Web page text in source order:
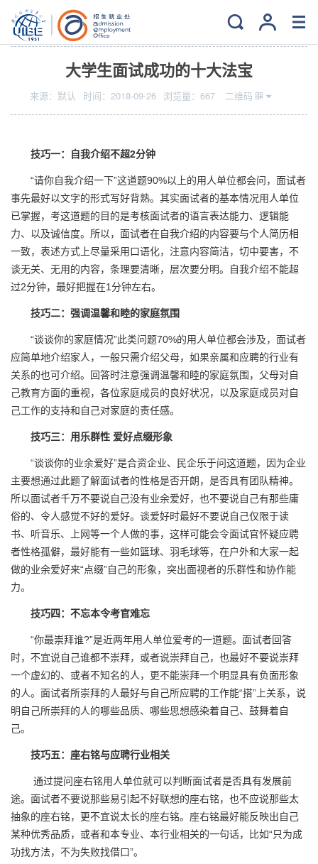
当前位置： 主页 >特色服务
大学生面试成功的十大法宝
来源： 默认 时间： 2018-09-26 浏览量： 667 二维码
技巧一：自我介绍不超2分钟
“请你自我介绍一下”这道题90%以上的用人单位都会问，面试者
事先最好以文字的形式写好背熟。其实面试者的基本情况用人单位
已掌握，考这道题的目的是考核面试者的语言表达能力、逻辑能
力、以及诚信度。所以，面试者在自我介绍的内容要与个人简历相
一致，表述方式上尽量采用口语化，注意内容简洁，切中要害，不
谈无关、无用的内容，条理要清晰，层次要分明。自我介绍不能超
过2分钟，最好把握在1分钟左右。
技巧二：强调温馨和睦的家庭氛围
“谈谈你的家庭情况”此类问题70%的用人单位都会涉及，面试者
应简单地介绍家人，一般只需介绍父母，如果亲属和应聘的行业有
关系的也可介绍。回答时注意强调温馨和睦的家庭氛围，父母对自
己教育方面的重视，各位家庭成员的良好状况，以及家庭成员对自
己工作的支持和自己对家庭的责任感。
技巧三：用乐群性 爱好点缀形象
“谈谈你的业余爱好”是合资企业、民企乐于问这道题，因为企业
主要想通过此题了解面试者的性格是否开朗，是否具有团队精神。
所以面试者千万不要说自己没有业余爱好，也不要说自己有那些庸
俗的、令人感觉不好的爱好。谈爱好时最好不要说自己仅限于读
书、听音乐、上网等一个人做的事，这样可能会令面试官怀疑应聘
者性格孤僻，最好能有一些如篮球、羽毛球等，在户外和大家一起
做的业余爱好来“点缀”自己的形象，突出面视者的乐群性和协作能
力。
技巧四：不忘本令考官难忘
“你最崇拜谁?”是近两年用人单位爱考的一道题。面试者回答
时，不宜说自己谁都不崇拜，或者说崇拜自己，也最好不要说崇拜
一个虚幻的、或者不知名的人，更不能崇拜一个明显具有负面形象
的人。面试者所崇拜的人最好与自己所应聘的工作能“搭”上关系，说
明自己所崇拜的人的哪些品质、哪些思想感染着自己、鼓舞着自
己。
技巧五：座右铭与应聘行业相关
通过提问座右铭用人单位就可以判断面试者是否具有发展前
途。面试者不要说那些易引起不好联想的座右铭，也不应说那些太
抽象的座右铭，更不宜说太长的座右铭。座右铭最好能反映出自己
某种优秀品质，或者和本专业、本行业相关的一句话，比如“只为成
功找方法，不为失败找借口”。